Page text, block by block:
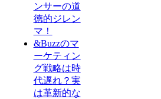
ンサーの道
徳的ジレン
マ！
&Buzzのマ
ーケティン
グ戦略は時
代遅れ？実
は革新的な